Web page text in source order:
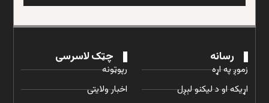
رسانه
زموږ په اړه
اړیکه او د لیکنو لېږل
چټک لاسرسی
رپوټونه
اخبار ولایتی